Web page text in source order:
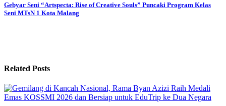
Gebyar Seni “Artspecta: Rise of Creative Souls” Puncaki Program Kelas
Seni MTsN 1 Kota Malang
Related Posts